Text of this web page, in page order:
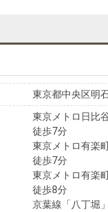
東京都中央区明
東京メトロ日比
徒歩7分
東京メトロ有楽
徒歩7分
東京メトロ有楽
徒歩8分
京葉線「八丁堀